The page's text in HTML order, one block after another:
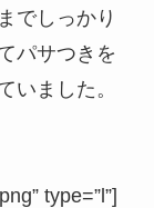
でしっかり
パサつきを
いました。
type=”l”]